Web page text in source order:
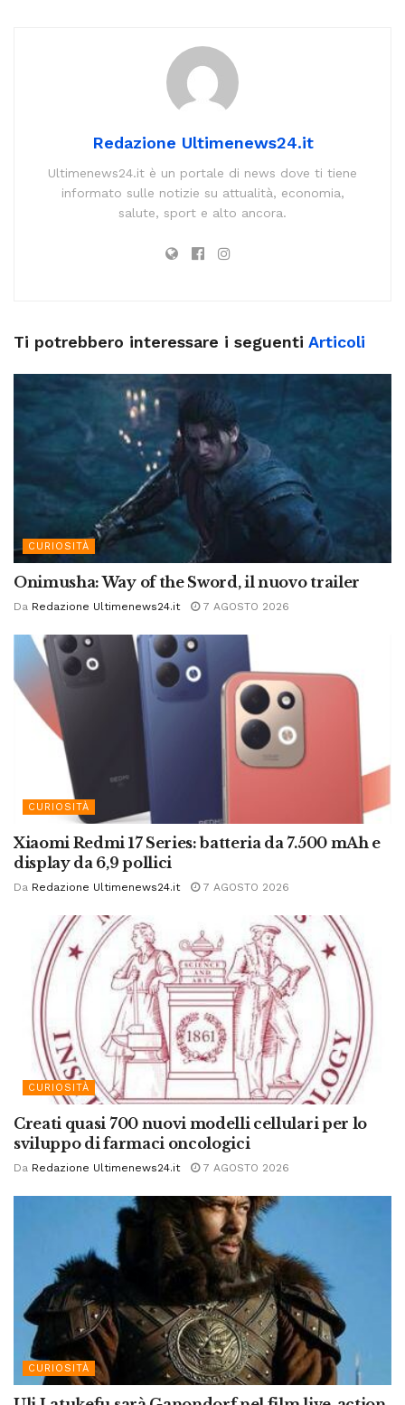
Redazione Ultimenews24.it
Ultimenews24.it è un portale di news dove ti tiene
informato sulle notizie su attualità, economia,
salute, sport e alto ancora.
Ti potrebbero interessare i seguenti Articoli
CURIOSITÀ
Onimusha: Way of the Sword, il nuovo trailer
Da Redazione Ultimenews24.it 7 AGOSTO 2026
CURIOSITÀ
Xiaomi Redmi 17 Series: batteria da 7.500 mAh e
display da 6,9 pollici
Da Redazione Ultimenews24.it 7 AGOSTO 2026
CURIOSITÀ
Creati quasi 700 nuovi modelli cellulari per lo
sviluppo di farmaci oncologici
Da Redazione Ultimenews24.it 7 AGOSTO 2026
CURIOSITÀ